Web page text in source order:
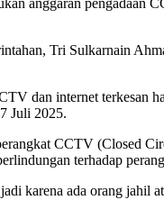
anggaran
Tri Sulkarnain
dan internet
Juli 2025.
CCTV (Closed
terhadap
karena ada orang jahil